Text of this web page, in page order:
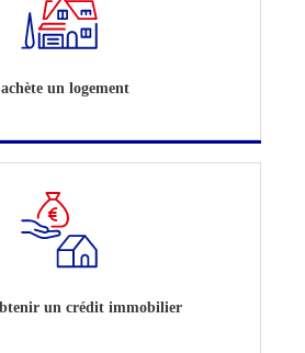
un logement
un crédit immobilier